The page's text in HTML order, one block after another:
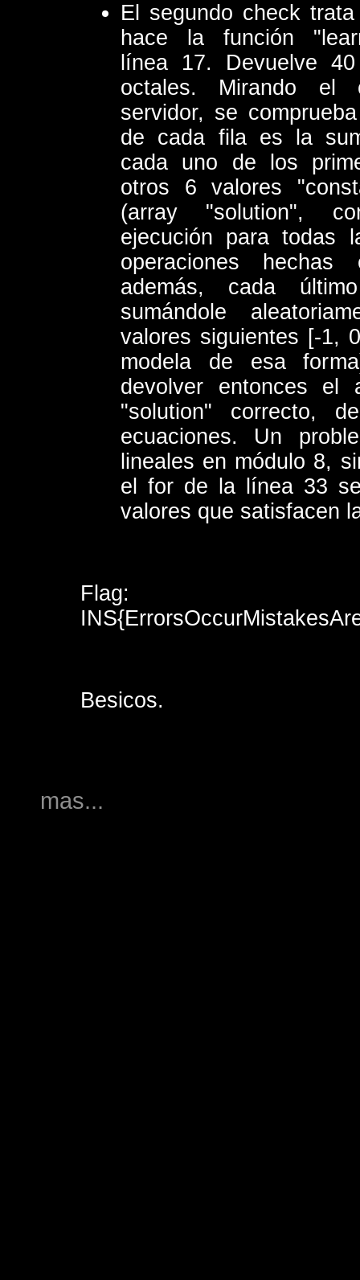
El segundo check
hace la función
línea 17. Devuelve
octales. Mirando el
servidor, se
de cada fila es la
cada uno de los
otros 6 valores
(array "solution",
ejecución para todas
operaciones
además, cada
sumándole
valores siguientes [-1,
modela de esa
devolver entonces el
"solution" correcto,
ecuaciones. Un
lineales en módulo 8,
el for de la línea 33
valores que satisfacen
Flag:
Besicos.
mas...